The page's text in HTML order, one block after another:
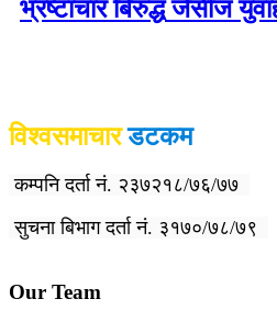
भ्रष्टाचार बिरुद्ध जेसीज
विश्वसमाचारडटकम
कम्पनि दर्ता नं. २३७२१८/७६/७७
सुचना बिभाग दर्ता नं. ३१७०/७८/७९
Our Team